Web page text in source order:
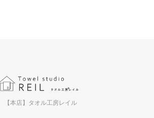
【本店】タオル工房レイル